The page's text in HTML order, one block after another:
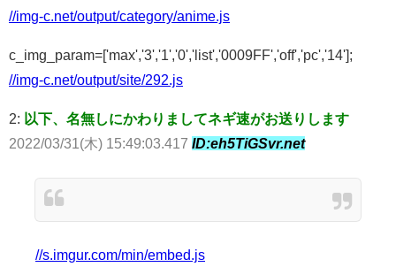
//img-c.net/output/category/anime.js
c_img_param=['max','3','1','0','list','0009FF','off','pc','14'];
//img-c.net/output/site/292.js
2: 以下、名無しにかわりましてネギ速がお送りします
2022/03/31(木) 15:49:03.417 ID:eh5TiGSvr.net
//s.imgur.com/min/embed.js